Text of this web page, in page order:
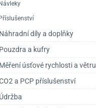
Luky
Kuše
Návleky
Příslušenství
Náhradní díly a doplňky
Pouzdra a kufry
Měření úsťové rychlosti a větru
a PCP příslušenství
Údržba